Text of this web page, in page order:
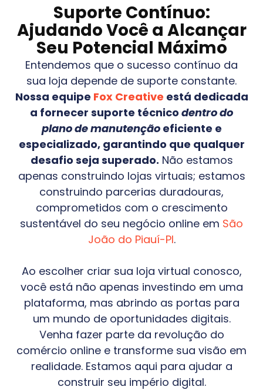
Suporte Contínuo:
Ajudando Você a Alcançar
Seu Potencial Máximo
Entendemos que o sucesso contínuo da
sua loja depende de suporte constante.
Nossa equipe Fox Creative está dedicada
a fornecer suporte técnico dentro do
plano de manutençãoeficiente e
especializado, garantindo que qualquer
desafio seja superado. Não estamos
apenas construindo lojas virtuais; estamos
construindo parcerias duradouras,
comprometidos com o crescimento
sustentável do seu negócio online em São
João do Piauí-PI.
Ao escolher criar sua loja virtual conosco,
você está não apenas investindo em uma
plataforma, mas abrindo as portas para
um mundo de oportunidades digitais.
Venha fazer parte da revolução do
comércio online e transforme sua visão em
realidade. Estamos aqui para ajudar a
construir seu império digital.